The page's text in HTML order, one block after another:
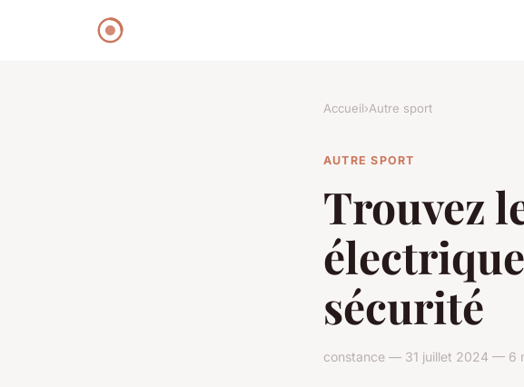
Accueil›Autre sport
AUTRE SPORT
Trouvez
sécurité
constance — 31 juillet 2024 — 6